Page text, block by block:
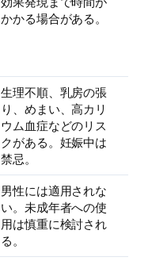
かかる場合がある。
生理不順、乳房の張
り、めまい、高カリ
ウム血症などのリス
クがある。妊娠中は
禁忌。
男性には適用されな
い。未成年者への使
用は慎重に検討され
る。